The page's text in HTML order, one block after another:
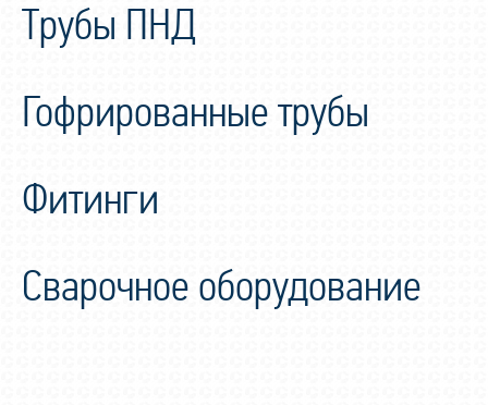
Трубы ПНД
Гофрированные трубы
Фитинги
Сварочное оборудование